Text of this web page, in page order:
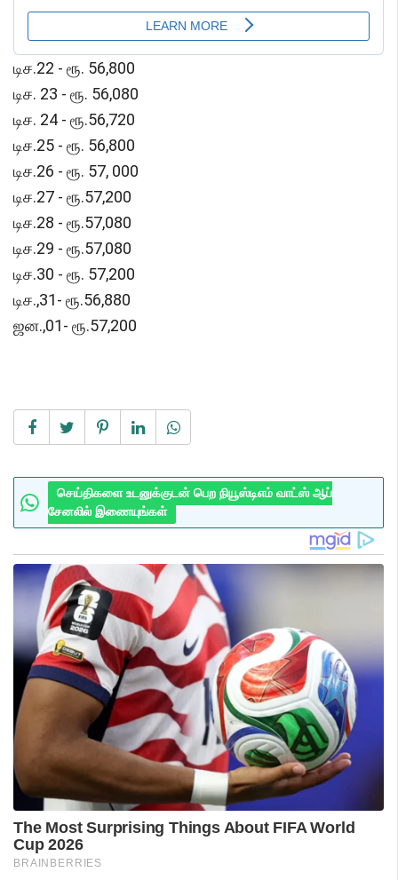
டிச.22 - ரூ. 56,800
டிச. 23 - ரூ. 56,080
டிச. 24 - ரூ.56,720
டிச.25 - ரூ. 56,800
டிச.26 - ரூ. 57, 000
டிச.27 - ரூ.57,200
டிச.28 - ரூ.57,080
டிச.29 - ரூ.57,080
டிச.30 - ரூ. 57,200
டிச.,31- ரூ.56,880
ஜன.,01- ரூ.57,200
செய்திகளை உடனுக்குடன் பெற நியூஸ்டிஎம் வாட்ஸ் ஆப்
சேனலில் இணையுங்கள்